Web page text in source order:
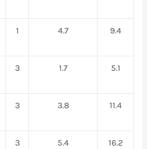
1 4.7 9.4
3 1.7 5.1
3 3.8 11.4
3 5.4 16.2